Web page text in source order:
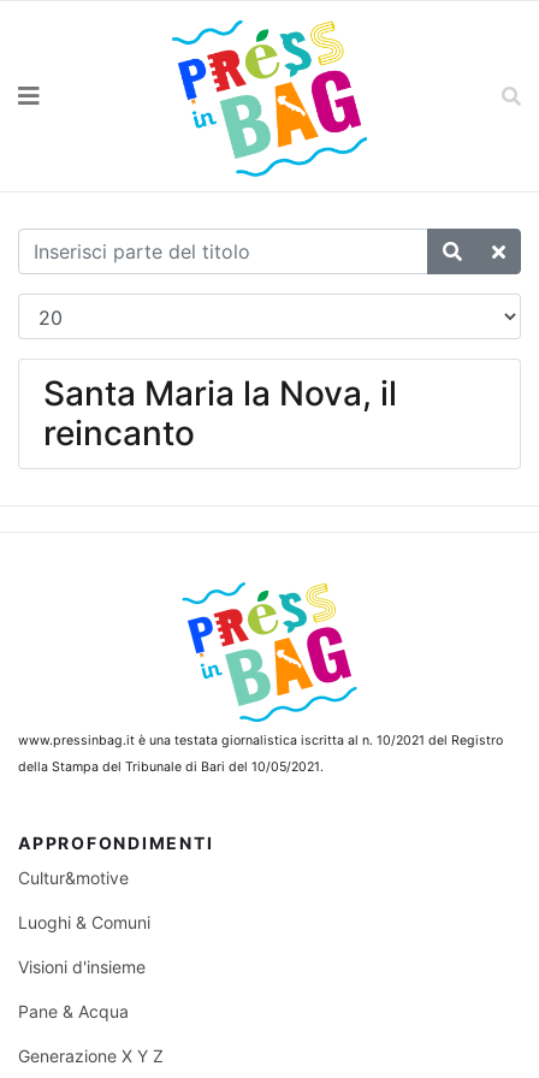
Santa Maria la Nova, il
reincanto
www.pressinbag.it è una testata giornalistica iscritta al n. 10/2021 del Registro
della Stampa del Tribunale di Bari del 10/05/2021.
APPROFONDIMENTI
Cultur&motive
Luoghi & Comuni
Visioni d'insieme
Pane & Acqua
Generazione X Y Z